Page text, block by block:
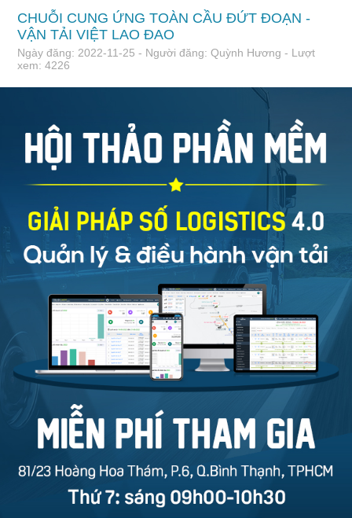
CHUỖI CUNG ỨNG TOÀN CẦU ĐỨT ĐOẠN -
VẬN TẢI VIỆT LAO ĐAO
Ngày đăng: 2022-11-25 - Người đăng: Quỳnh Hương - Lượt
xem: 4226